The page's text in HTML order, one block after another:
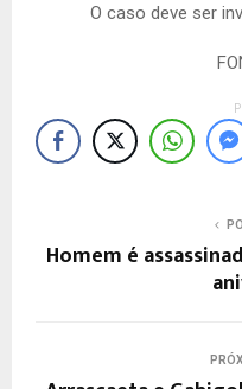
O caso deve ser
Homem é